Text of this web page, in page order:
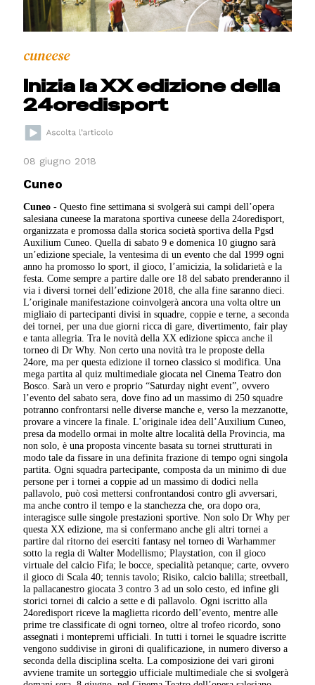
cuneese
Inizia la XX edizione della
24oredisport
08 giugno 2018
Cuneo
Cuneo - Questo fine settimana si svolgerà sui campi dell’opera
salesiana cuneese la maratona sportiva cuneese della 24oredisport,
organizzata e promossa dalla storica società sportiva della Pgsd
Auxilium Cuneo. Quella di sabato 9 e domenica 10 giugno sarà
un’edizione speciale, la ventesima di un evento che dal 1999 ogni
anno ha promosso lo sport, il gioco, l’amicizia, la solidarietà e la
festa. Come sempre a partire dalle ore 18 del sabato prenderanno il
via i diversi tornei dell’edizione 2018, che alla fine saranno dieci.
L’originale manifestazione coinvolgerà ancora una volta oltre un
migliaio di partecipanti divisi in squadre, coppie e terne, a seconda
dei tornei, per una due giorni ricca di gare, divertimento, fair play
e tanta allegria. Tra le novità della XX edizione spicca anche il
torneo di Dr Why. Non certo una novità tra le proposte della
24ore, ma per questa edizione il torneo classico si modifica. Una
mega partita al quiz multimediale giocata nel Cinema Teatro don
Bosco. Sarà un vero e proprio “Saturday night event”, ovvero
l’evento del sabato sera, dove fino ad un massimo di 250 squadre
potranno confrontarsi nelle diverse manche e, verso la mezzanotte,
provare a vincere la finale. L’originale idea dell’Auxilium Cuneo,
presa da modello ormai in molte altre località della Provincia, ma
non solo, è una proposta vincente basata su tornei strutturati in
modo tale da fissare in una definita frazione di tempo ogni singola
partita. Ogni squadra partecipante, composta da un minimo di due
persone per i tornei a coppie ad un massimo di dodici nella
pallavolo, può così mettersi confrontandosi contro gli avversari,
ma anche contro il tempo e la stanchezza che, ora dopo ora,
interagisce sulle singole prestazioni sportive. Non solo Dr Why per
questa XX edizione, ma si confermano anche gli altri tornei a
partire dal ritorno dei eserciti fantasy nel torneo di Warhammer
sotto la regia di Walter Modellismo; Playstation, con il gioco
virtuale del calcio Fifa; le bocce, specialità petanque; carte, ovvero
il gioco di Scala 40; tennis tavolo; Risiko, calcio balilla; streetball,
la pallacanestro giocata 3 contro 3 ad un solo cesto, ed infine gli
storici tornei di calcio a sette e di pallavolo. Ogni iscritto alla
24oredisport riceve la maglietta ricordo dell’evento, mentre alle
prime tre classificate di ogni torneo, oltre al trofeo ricordo, sono
assegnati i montepremi ufficiali. In tutti i tornei le squadre iscritte
vengono suddivise in gironi di qualificazione, in numero diverso a
seconda della disciplina scelta. La composizione dei vari gironi
avviene tramite un sorteggio ufficiale multimediale che si svolgerà